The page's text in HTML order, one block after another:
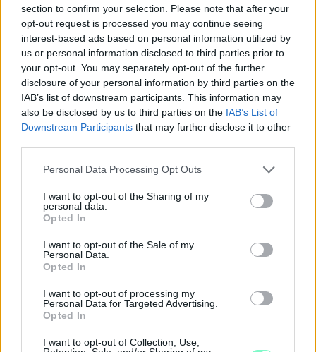
section to confirm your selection. Please note that after your
opt-out request is processed you may continue seeing
interest-based ads based on personal information utilized by
us or personal information disclosed to third parties prior to
your opt-out. You may separately opt-out of the further
disclosure of your personal information by third parties on the
IAB’s list of downstream participants. This information may
also be disclosed by us to third parties on the IAB’s List of
Downstream Participants that may further disclose it to other
Please note that this website/app uses one or more Google
not limited to your visit or usage behaviour. You may click to
grant or deny consent to Google and its third-party tags to
use your data for below specified purposes in below Google
consent section.
Personal Data Processing Opt Outs
I want to opt-out of the Sharing of my
personal data.
Opted In
I want to opt-out of the Sale of my
Personal Data.
Opted In
I want to opt-out of processing my
Personal Data for Targeted Advertising.
Opted In
I want to opt-out of Collection, Use,
NINCS VÉGE: SZOMBATTÓL MÁR “CSAK”
A július vége óta tartó harmadfokú hőségriasztást mérséklik, de
a tartós meleg miatt továbbra is fokozott óvatosságra van
szükség.